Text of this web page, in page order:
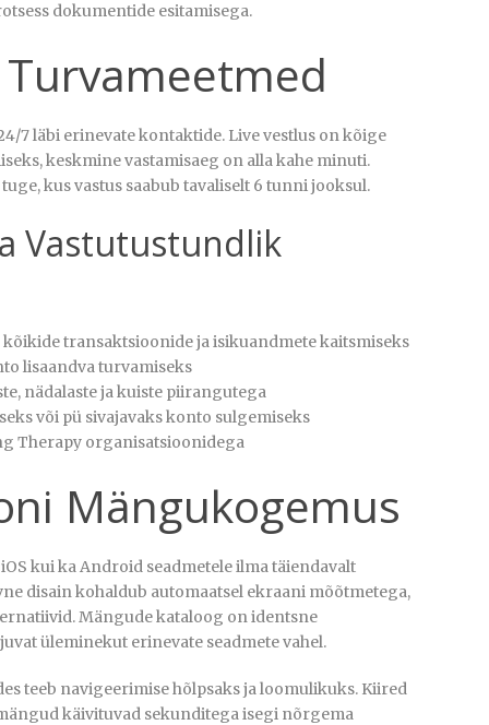
dokumentide esitamisega.
7 läbi erinevate kontaktide. Live vestlus on kõige
keskmine vastamisaeg on alla kahe minuti.
kus vastus saabub tavaliselt 6 tunni jooksul.
Vastutustundlik
transaktsioonide ja isikuandmete kaitsmiseks
lisaandva turvamiseks
nädalaste ja kuiste piirangutega
või pü sivajavaks konto sulgemiseks
Therapy organisatsioonidega
Mängukogemus
kui ka Android seadmetele ilma täiendavalt
disain kohaldub automaatsel ekraani mõõtmetega,
Mängude kataloog on identsne
üleminekut erinevate seadmete vahel.
teeb navigeerimise hõlpsaks ja loomulikuks. Kiired
käivituvad sekunditega isegi nõrgema